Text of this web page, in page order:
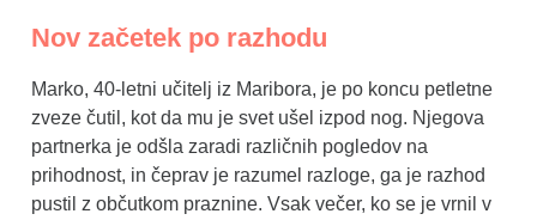
Nov začetek po razhodu
Marko, 40-letni učitelj iz Maribora, je po koncu petletne
zveze čutil, kot da mu je svet ušel izpod nog. Njegova
partnerka je odšla zaradi različnih pogledov na
prihodnost, in čeprav je razumel razloge, ga je razhod
pustil z občutkom praznine. Vsak večer, ko se je vrnil v